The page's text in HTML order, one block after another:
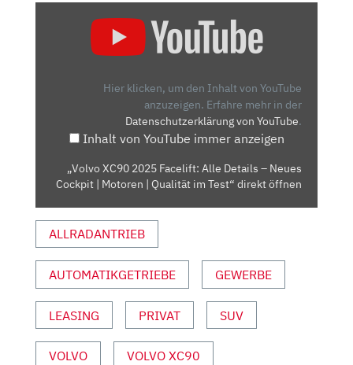
NEUES
COCKPIT
|
QUALITÄT
TEST“
VON
YOUTUBE
ANZEIGEN
Hier klicken, um den Inhalt von YouTube
anzuzeigen. Erfahre mehr in der
Datenschutzerklärung von YouTube.
Inhalt von YouTube immer anzeigen
„Volvo XC90 2025 Facelift: Alle Details – Neues
Cockpit | Motoren | Qualität im Test“ direkt öffnen
ALLRADANTRIEB
AUTOMATIKGETRIEBE GEWERBE
LEASING PRIVAT SUV
VOLVO VOLVO XC90